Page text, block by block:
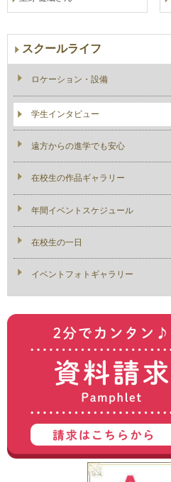
スクールライフ
ロケーション・設備
学生インタビュー
遠方からの進学でも安心
在校生の作品ギャラリー
年間イベントスケジュール
在校生の一日
イベントフォトギャラリー